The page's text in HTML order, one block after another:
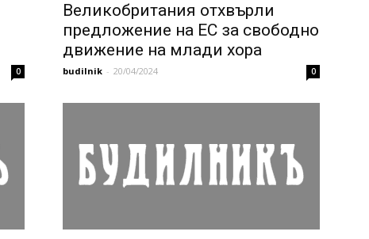
0
Великобритания отхвърли
предложение на ЕС за свободно
движение на млади хора
budilnik - 20/04/2024 0